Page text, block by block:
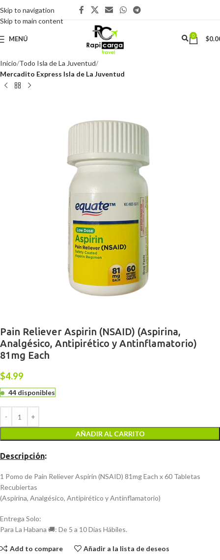
Skip to navigation
Skip to main content
MENÚ 0 $
Inicio Todo Isla de La Juventud
Mercadito Express Isla de La Juventud
Pain Reliever Aspirin (NSAID) (Aspirina,
Analgésico, Antipirético y Antinflamatorio)
81mg Each
$4.99
44 disponibles
AÑADIR AL CARRITO
Descripción:
1 Pomo de Pain Reliever Aspirin (NSAID) 81mg Each x 60 Tabletas
Recubiertas
(Aspirina, Analgésico, Antipirético y Antinflamatorio)
Entrega Solo:
Para La Habana 🚚: De 5 a 10 Días Hábiles.
Add to compare Añadir a la lista de deseos